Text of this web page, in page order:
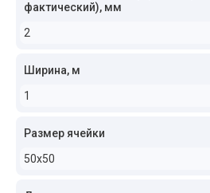
фактический), мм
2
Ширина, м
1
Размер ячейки
50x50